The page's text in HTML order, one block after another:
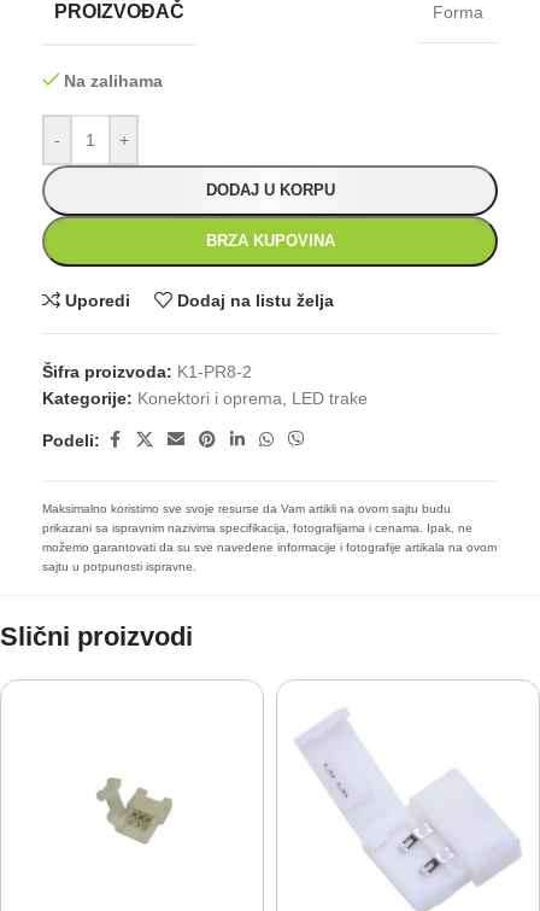
PROIZVOĐAČ Forma
Na zalihama
- +
DODAJ U KORPU
BRZA KUPOVINA
Uporedi Dodaj na listu želja
Šifra proizvoda: K1-PR8-2
Kategorije: Konektori i oprema, LED trake
Podeli:
Maksimalno koristimo sve svoje resurse da Vam artikli na ovom sajtu budu
prikazani sa ispravnim nazivima specifikacija, fotografijama i cenama. Ipak, ne
možemo garantovati da su sve navedene informacije i fotografije artikala na ovom
sajtu u potpunosti ispravne.
Slični proizvodi